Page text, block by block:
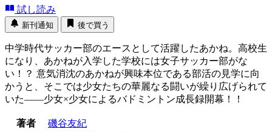
試し読み
新刊通知 後で買う
中学時代サッカー部のエースとして活躍したあかね。高校生
になり、あかねが入学した学校には女子サッカー部がな
い！？ 意気消沈のあかねが興味本位である部活の見学に向
かうと、そこでは少女たちの華麗なる闘いが繰り広げられて
いた――少女×少女によるバドミントン成長録開幕！！
著者
磯谷友紀